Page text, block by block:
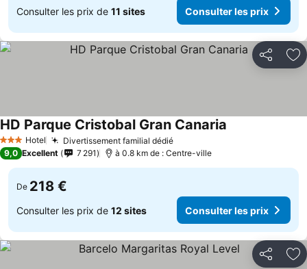
Consulter les prix de 11 sites Consulter les prix
Partager
3 ÉtoilesHotel Divertissement familial dédiéConsulter les prix
HD Parque Cristobal Gran Canaria
9,0 Excellent 7 291 à 0.8 km de : Centre-ville
De 218 €
Consulter les prix de 12 sites Consulter les prix
Partager